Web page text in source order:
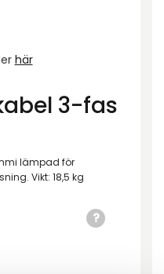
här
3-fas
lämpad för
Vikt: 18,5 kg